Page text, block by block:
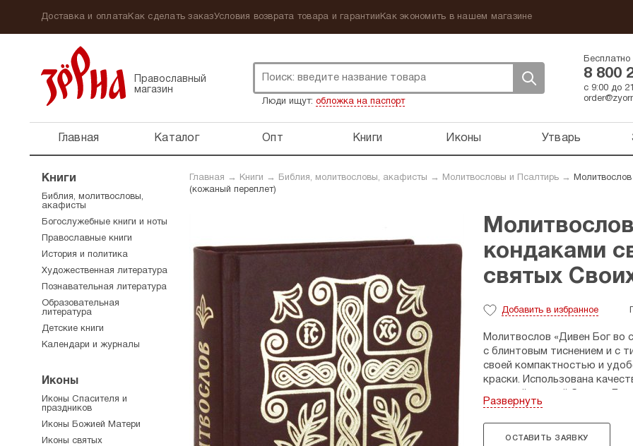
Доставка и оплатаКак сделать заказУсловия возврата товара и гарантии Как экономить в нашем магазине
Православный
магазин
Люди ищут: обложка на паспорт
Бесплатно
8 800
с 9:00 до
Главная Каталог Опт Книги Иконы Утварь
Главная → Книги → Библия, молитвословы, акафисты → Молитвословы и Псалтирь →
(кожаный переплет)
кондаками
святых
Добавить в избранное
Молитвослов «Дивен Бог во
с блинтовым тиснением и с
своей компактностью и
краски. Использована
последование ко святому
Развернуть
ОСТАВИТЬ ЗАЯВКУ
Книги
Библия, молитвословы,
акафисты
Богослужебные книги и ноты
Православные книги
История и политика
Художественная литература
Познавательная литература
Образовательная
литература
Детские книги
Календари и журналы
Иконы
Иконы Спасителя и
праздников
Иконы Божией Матери
Иконы святых